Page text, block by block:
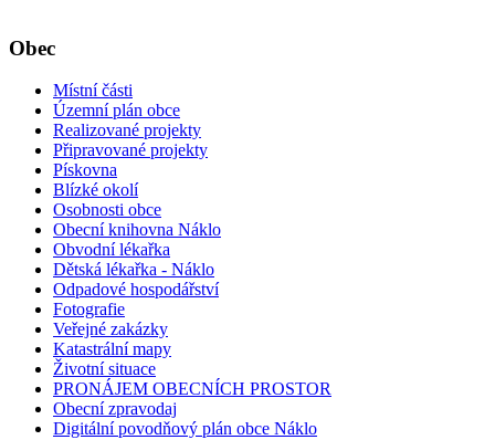
Obec
Místní části
Územní plán obce
Realizované projekty
Připravované projekty
Pískovna
Blízké okolí
Osobnosti obce
Obecní knihovna Náklo
Obvodní lékařka
Dětská lékařka - Náklo
Odpadové hospodářství
Fotografie
Veřejné zakázky
Katastrální mapy
Životní situace
PRONÁJEM OBECNÍCH PROSTOR
Obecní zpravodaj
Digitální povodňový plán obce Náklo